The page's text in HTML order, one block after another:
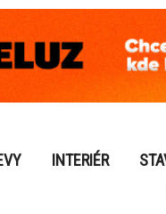
INTERIÉR